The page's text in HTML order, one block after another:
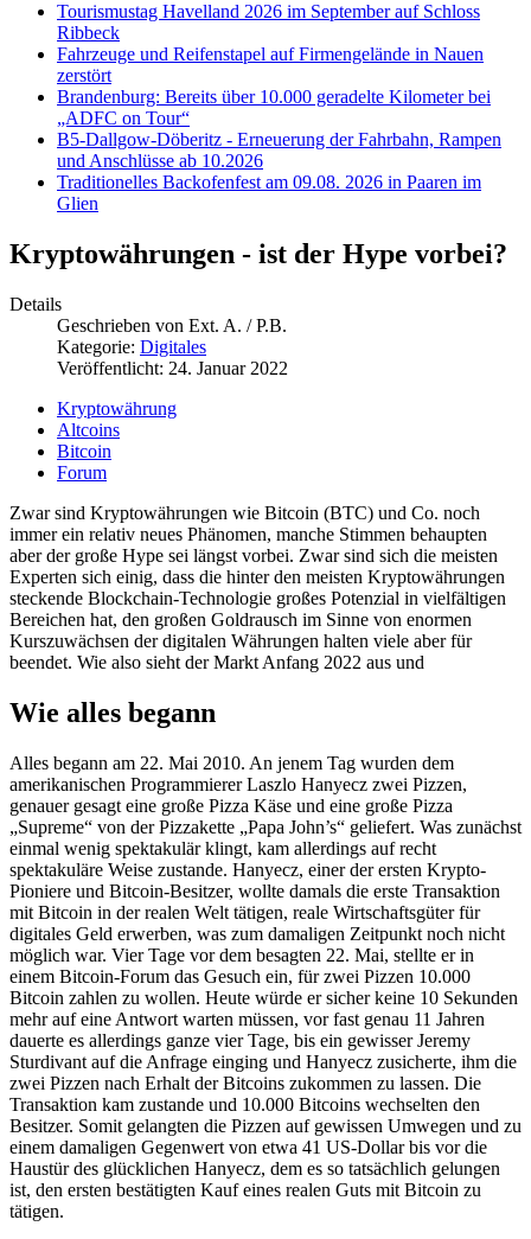
Tourismustag Havelland 2026 im September auf Schloss
Ribbeck
Fahrzeuge und Reifenstapel auf Firmengelände in Nauen
zerstört
Brandenburg: Bereits über 10.000 geradelte Kilometer bei
„ADFC on Tour“
B5-Dallgow-Döberitz - Erneuerung der Fahrbahn, Rampen
und Anschlüsse ab 10.2026
Traditionelles Backofenfest am 09.08. 2026 in Paaren im
Glien
Kryptowährungen - ist der Hype vorbei?
Details
Geschrieben von Ext. A. / P.B.
Kategorie: Digitales
Veröffentlicht: 24. Januar 2022
Kryptowährung
Altcoins
Bitcoin
Forum
Zwar sind Kryptowährungen wie Bitcoin (BTC) und Co. noch
immer ein relativ neues Phänomen, manche Stimmen behaupten
aber der große Hype sei längst vorbei. Zwar sind sich die meisten
Experten sich einig, dass die hinter den meisten Kryptowährungen
steckende Blockchain-Technologie großes Potenzial in vielfältigen
Bereichen hat, den großen Goldrausch im Sinne von enormen
Kurszuwächsen der digitalen Währungen halten viele aber für
beendet. Wie also sieht der Markt Anfang 2022 aus und
Wie alles begann
Alles begann am 22. Mai 2010. An jenem Tag wurden dem
amerikanischen Programmierer Laszlo Hanyecz zwei Pizzen,
genauer gesagt eine große Pizza Käse und eine große Pizza
„Supreme“ von der Pizzakette „Papa John’s“ geliefert. Was zunächst
einmal wenig spektakulär klingt, kam allerdings auf recht
spektakuläre Weise zustande. Hanyecz, einer der ersten Krypto-
Pioniere und Bitcoin-Besitzer, wollte damals die erste Transaktion
mit Bitcoin in der realen Welt tätigen, reale Wirtschaftsgüter für
digitales Geld erwerben, was zum damaligen Zeitpunkt noch nicht
möglich war. Vier Tage vor dem besagten 22. Mai, stellte er in
einem Bitcoin-Forum das Gesuch ein, für zwei Pizzen 10.000
Bitcoin zahlen zu wollen. Heute würde er sicher keine 10 Sekunden
mehr auf eine Antwort warten müssen, vor fast genau 11 Jahren
dauerte es allerdings ganze vier Tage, bis ein gewisser Jeremy
Sturdivant auf die Anfrage einging und Hanyecz zusicherte, ihm die
zwei Pizzen nach Erhalt der Bitcoins zukommen zu lassen. Die
Transaktion kam zustande und 10.000 Bitcoins wechselten den
Besitzer. Somit gelangten die Pizzen auf gewissen Umwegen und zu
einem damaligen Gegenwert von etwa 41 US-Dollar bis vor die
Haustür des glücklichen Hanyecz, dem es so tatsächlich gelungen
ist, den ersten bestätigten Kauf eines realen Guts mit Bitcoin zu
tätigen.